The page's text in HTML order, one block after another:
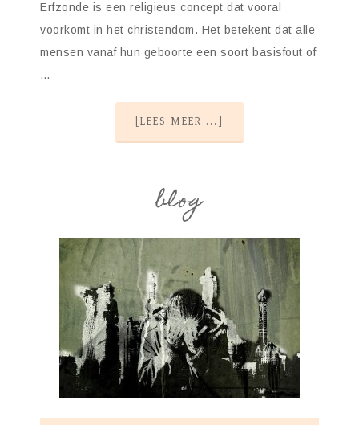
Erfzonde is een religieus concept dat vooral
voorkomt in het christendom. Het betekent dat alle
mensen vanaf hun geboorte een soort basisfout of
…
[LEES MEER ...]
blog